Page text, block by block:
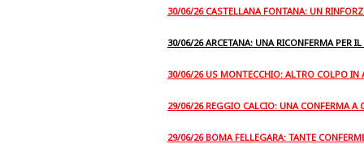
30/06/26 CASTELLANA FONTANA: UN
30/06/26 ARCETANA: UNA RICONFERMA PER
30/06/26 US MONTECCHIO: ALTRO COLPO IN
29/06/26 REGGIO CALCIO: UNA CONFERMA A
29/06/26 BOMA FELLEGARA: TANTE